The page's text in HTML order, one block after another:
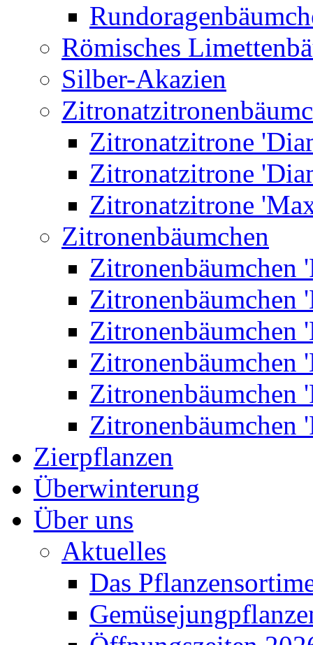
Römisches
Silber-Akazien
Zitronatzitrone
Zitronatzitrone
Zitronatzitrone
Zitronenbäumchen
Zitronenbäumchen
Zitronenbäumchen
Zitronenbäumchen
Zitronenbäumchen
Zitronenbäumchen
Zitronenbäumchen
Zierpflanzen
Überwinterung
Über uns
Aktuelles
Das